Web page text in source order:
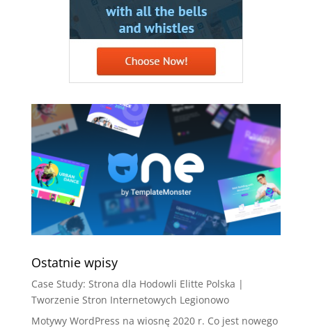
Ostatnie wpisy
Case Study: Strona dla Hodowli Elitte Polska |
Tworzenie Stron Internetowych Legionowo
Motywy WordPress na wiosnę 2020 r. Co jest nowego